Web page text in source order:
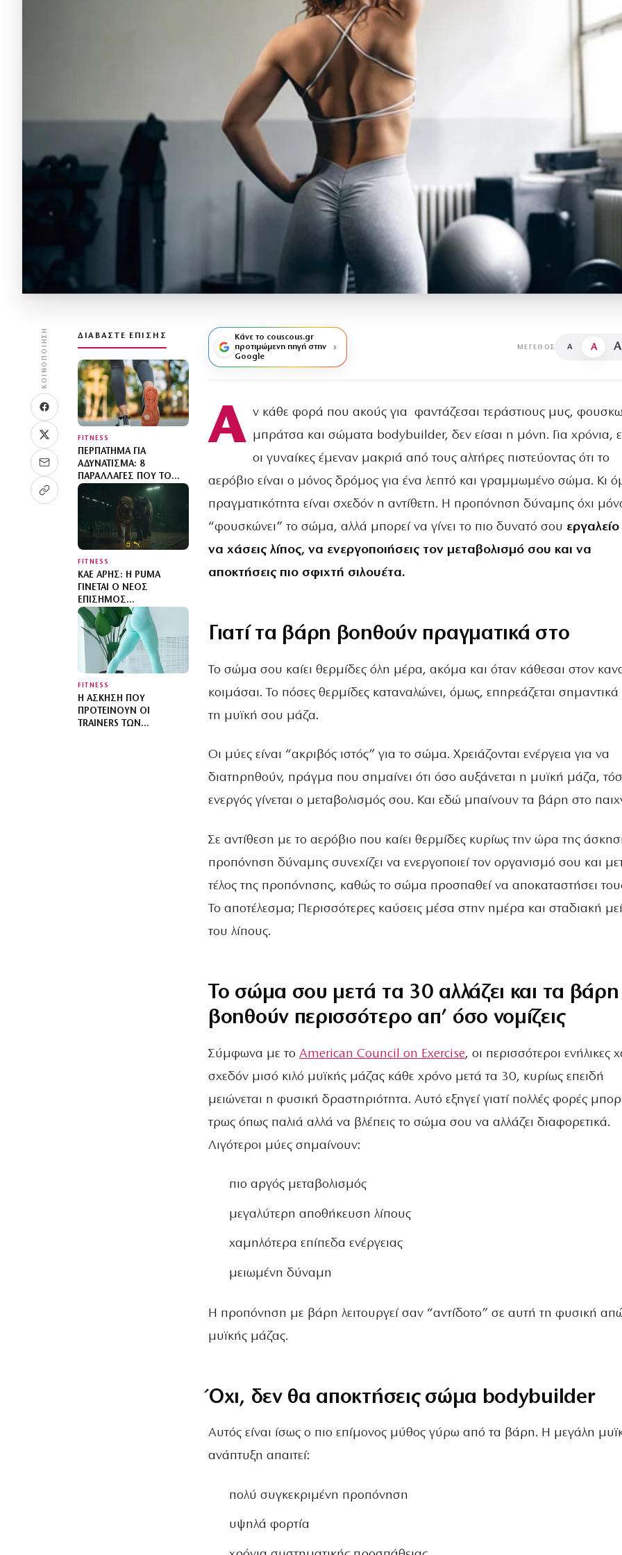
ΚΟΙΝΟΠΟΊΗΣΗ ΔΙΑΒΆΣΤΕ ΕΠΊΣΗΣ
FITNESS
ΠΕΡΠΆΤΗΜΑ ΓΙΑ
ΑΔΥΝΆΤΙΣΜΑ: 8
ΠΑΡΑΛΛΑΓΈΣ ΠΟΥ ΤΟ
ΜΕΤΑΤΡΈΠΟΥΝ ΣΕ
ΠΡΑΓΜΑΤΙΚΉ
ΠΡΟΠΌΝΗΣΗ
FITNESS
ΚΑΕ ΆΡΗΣ: Η PUMA
ΓΊΝΕΤΑΙ Ο ΝΈΟΣ
ΕΠΊΣΗΜΟΣ
ΠΡΟΜΗΘΕΥΤΉΣ
ΑΘΛΗΤΙΚΟΎ ΙΜΑΤΙΣΜΟΎ
FITNESS
Η ΆΣΚΗΣΗ ΠΟΥ
ΠΡΟΤΕΊΝΟΥΝ ΟΙ
TRAINERS ΤΩΝ
Κάνε το couscous.gr
προτιμώμενη πηγή στην
Google
ΜΈΓΕΘΟΣ A A A
Α ν κάθε φορά που ακούς για φαντάζεσαι τεράστιους μυς,
μπράτσα και σώματα bodybuilder, δεν είσαι η μόνη. Για χρόνια,
οι γυναίκες έμεναν μακριά από τους αλτήρες πιστεύοντας ότι το
αερόβιο είναι ο μόνος δρόμος για ένα λεπτό και γραμμωμένο σώμα. Κι
πραγματικότητα είναι σχεδόν η αντίθετη. Η προπόνηση δύναμης όχι
“φουσκώνει” το σώμα, αλλά μπορεί να γίνει το πιο δυνατό σου εργαλείο
να χάσεις λίπος, να ενεργοποιήσεις τον μεταβολισμό σου και να
αποκτήσεις πιο σφιχτή σιλουέτα.
Γιατί τα βάρη βοηθούν πραγματικά στο
Το σώμα σου καίει θερμίδες όλη μέρα, ακόμα και όταν κάθεσαι στον
κοιμάσαι. Το πόσες θερμίδες καταναλώνει, όμως, επηρεάζεται
τη μυϊκή σου μάζα.
Οι μύες είναι “ακριβός ιστός” για το σώμα. Χρειάζονται ενέργεια για να
διατηρηθούν, πράγμα που σημαίνει ότι όσο αυξάνεται η μυϊκή μάζα,
ενεργός γίνεται ο μεταβολισμός σου. Και εδώ μπαίνουν τα βάρη στο
Σε αντίθεση με το αερόβιο που καίει θερμίδες κυρίως την ώρα της
προπόνηση δύναμης συνεχίζει να ενεργοποιεί τον οργανισμό σου και
τέλος της προπόνησης, καθώς το σώμα προσπαθεί να αποκαταστήσει
Το αποτέλεσμα; Περισσότερες καύσεις μέσα στην ημέρα και σταδιακή
του λίπους.
Το σώμα σου μετά τα 30 αλλάζει και τα βάρη
βοηθούν περισσότερο απ’ όσο νομίζεις
Σύμφωνα με το American Council on Exercise, οι περισσότεροι ενήλικες
σχεδόν μισό κιλό μυϊκής μάζας κάθε χρόνο μετά τα 30, κυρίως επειδή
μειώνεται η φυσική δραστηριότητα. Αυτό εξηγεί γιατί πολλές φορές
τρως όπως παλιά αλλά να βλέπεις το σώμα σου να αλλάζει διαφορετικά.
Λιγότεροι μύες σημαίνουν:
πιο αργός μεταβολισμός
μεγαλύτερη αποθήκευση λίπους
χαμηλότερα επίπεδα ενέργειας
μειωμένη δύναμη
Η προπόνηση με βάρη λειτουργεί σαν “αντίδοτο” σε αυτή τη φυσική
μυϊκής μάζας.
Όχι, δεν θα αποκτήσεις σώμα bodybuilder
Αυτός είναι ίσως ο πιο επίμονος μύθος γύρω από τα βάρη. Η μεγάλη
ανάπτυξη απαιτεί:
πολύ συγκεκριμένη προπόνηση
υψηλά φορτία